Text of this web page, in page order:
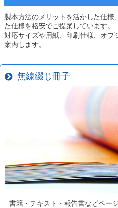
製本方法のメリットを活かした仕様
た仕様を格安でご提案しています。
対応サイズや用紙、印刷仕様、オプ
案内します。
無線綴じ冊子
書籍・テキスト・報告書などペー